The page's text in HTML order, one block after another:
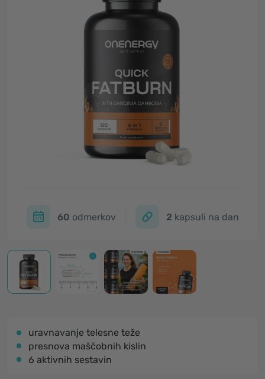
60 odmerkov 2 kapsuli na dan
uravnavanje telesne teže
presnova maščobnih kislin
6 aktivnih sestavin